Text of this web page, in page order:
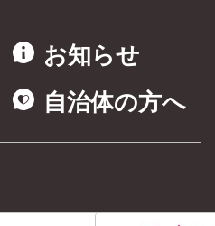
お知らせ
自治体の方へ